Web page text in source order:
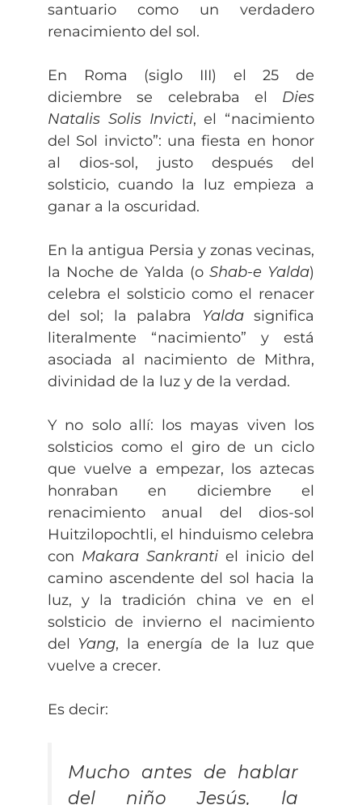
santuario como un verdadero
renacimiento del sol.
En Roma (siglo III) el 25 de
diciembre se celebraba el Dies
Natalis Solis Invicti, el “nacimiento
del Sol invicto”: una fiesta en honor
al dios-sol, justo después del
solsticio, cuando la luz empieza a
ganar a la oscuridad.
En la antigua Persia y zonas vecinas,
la Noche de Yalda (o Shab-e Yalda)
celebra el solsticio como el renacer
del sol; la palabra
Yaldasignifica
literalmente “nacimiento” y está
asociada al nacimiento de Mithra,
divinidad de la luz y de la verdad.
Y no solo allí: los mayas viven los
solsticios como el giro de un ciclo
que vuelve a empezar, los aztecas
honraban en diciembre el
renacimiento anual del dios-sol
Huitzilopochtli, el hinduismo celebra
con Makara Sankranti el inicio del
camino ascendente del sol hacia la
luz, y la tradición china ve en el
solsticio de invierno el nacimiento
del Yang, la energía de la luz que
vuelve a crecer.
Es decir:
Mucho antes de hablar
del niño Jesús, la